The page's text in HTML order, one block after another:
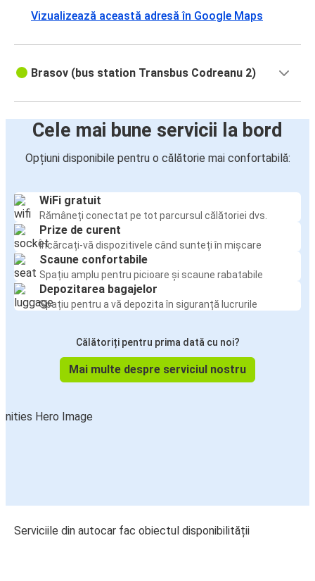
Vizualizează această adresă în Google Maps
Brasov (bus station Transbus Codreanu 2)
Cele mai bune servicii la bord
Opțiuni disponibile pentru o călătorie mai confortabilă:
WiFi gratuit
Rămâneți conectat pe tot parcursul călătoriei dvs.
Prize de curent
Încărcați-vă dispozitivele când sunteți în mișcare
Scaune confortabile
Spațiu amplu pentru picioare și scaune rabatabile
Depozitarea bagajelor
Spațiu pentru a vă depozita în siguranță lucrurile
Călătoriți pentru prima dată cu noi?
Mai multe despre serviciul nostru
Serviciile din autocar fac obiectul disponibilității